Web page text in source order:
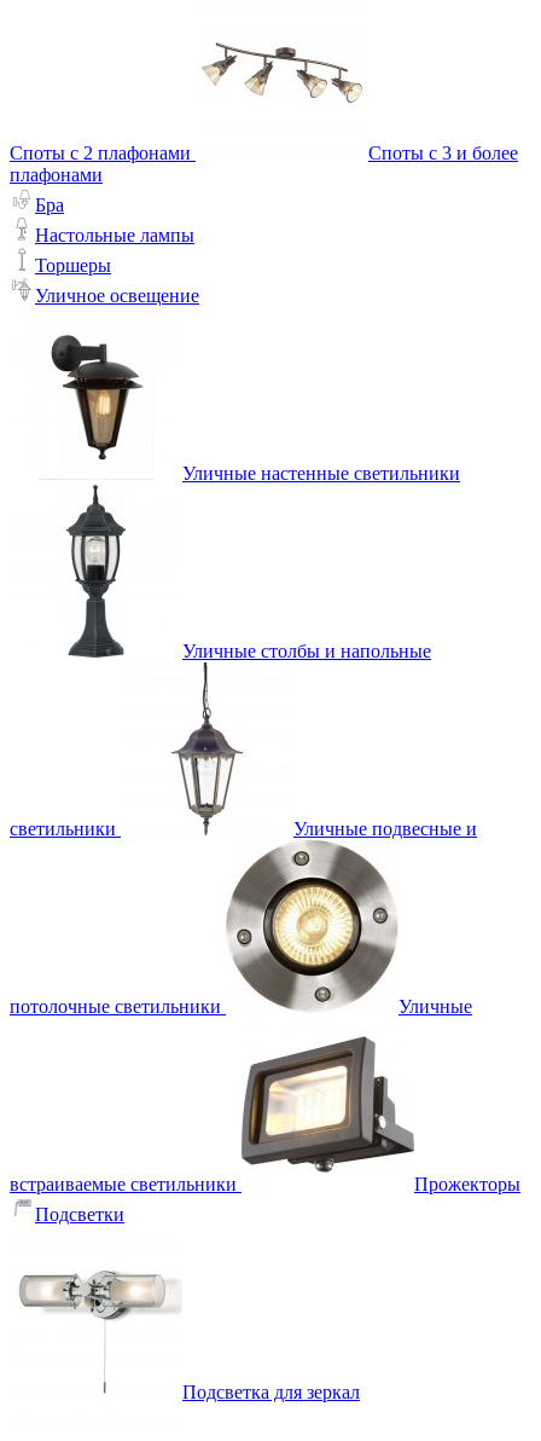
Споты с 2 плафонами
Споты с 3 и более
плафонами
Бра
Настольные лампы
Торшеры
Уличное освещение
Уличные настенные светильники
Уличные столбы и напольные
светильники Уличные подвесные и
потолочные светильники Уличные
встраиваемые светильники
Прожекторы
Подсветки
Подсветка для зеркал